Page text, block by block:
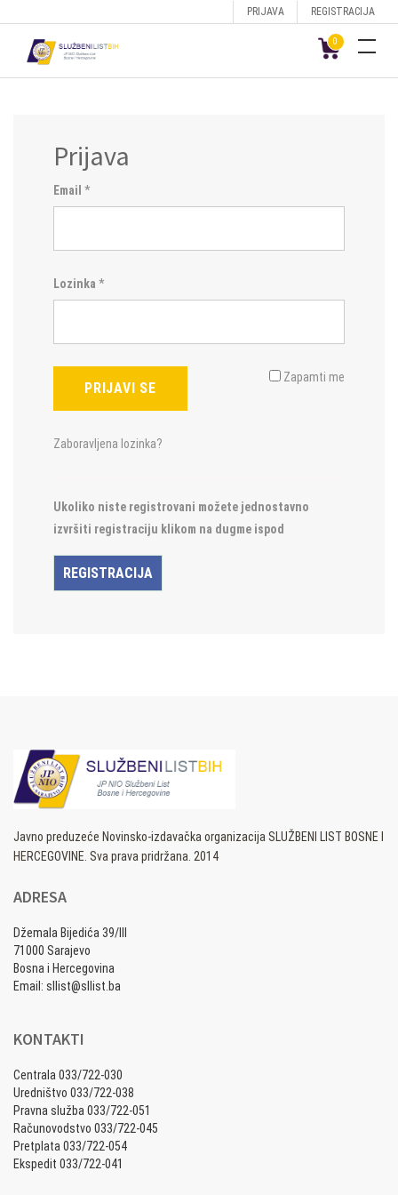
PRIJAVA REGISTRACIJA
0
Prijava
Email *
Lozinka *
PRIJAVI SE
Zapamti me
Zaboravljena lozinka?
Ukoliko niste registrovani možete jednostavno
izvršiti registraciju klikom na dugme ispod
REGISTRACIJA
Javno preduzeće Novinsko-izdavačka organizacija SLUŽBENI LIST BOSNE I
HERCEGOVINE. Sva prava pridržana. 2014
ADRESA
Džemala Bijedića 39/III
71000 Sarajevo
Bosna i Hercegovina
Email: sllist@sllist.ba
KONTAKTI
Centrala 033/722-030
Uredništvo 033/722-038
Pravna služba 033/722-051
Računovodstvo 033/722-045
Pretplata 033/722-054
Ekspedit 033/722-041